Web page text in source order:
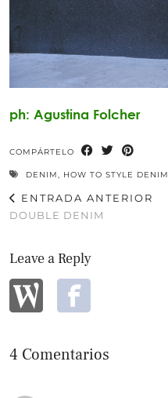
ph: Agustina Folcher
COMPÁRTELO
DENIM, HOW TO STYLE DENIM
ENTRADA ANTERIOR
DOUBLE DENIM
Leave a Reply
4 Comentarios